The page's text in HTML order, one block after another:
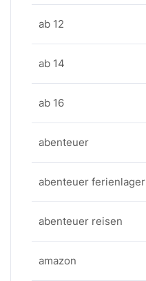
ab 12
ab 14
ab 16
abenteuer
abenteuer ferienlager
abenteuer reisen
amazon